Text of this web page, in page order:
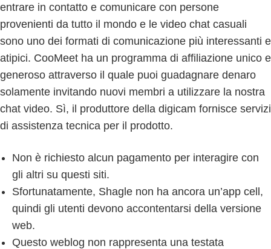
entrare in contatto e comunicare con persone
provenienti da tutto il mondo e le video chat casuali
sono uno dei formati di comunicazione più interessanti e
atipici. CooMeet ha un programma di affiliazione unico e
generoso attraverso il quale puoi guadagnare denaro
solamente invitando nuovi membri a utilizzare la nostra
chat video. Sì, il produttore della digicam fornisce servizi
di assistenza tecnica per il prodotto.
Non è richiesto alcun pagamento per interagire con
gli altri su questi siti.
Sfortunatamente, Shagle non ha ancora un’app cell,
quindi gli utenti devono accontentarsi della versione
web.
Questo weblog non rappresenta una testata